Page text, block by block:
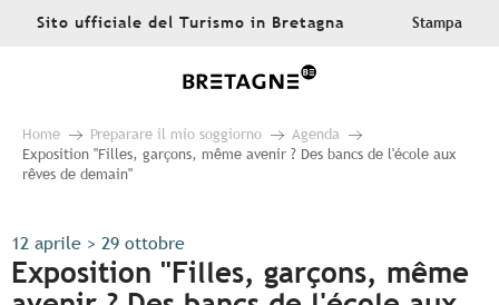
AllerSito ufficiale del Turismo in Bretagna Stampa
Home Preparare il mio soggiorno
Agenda
Exposition "Filles, garçons, même avenir ? Des bancs de l'école aux
rêves de demain"
12 aprile > 29 ottobre
Exposition "Filles, garçons, même